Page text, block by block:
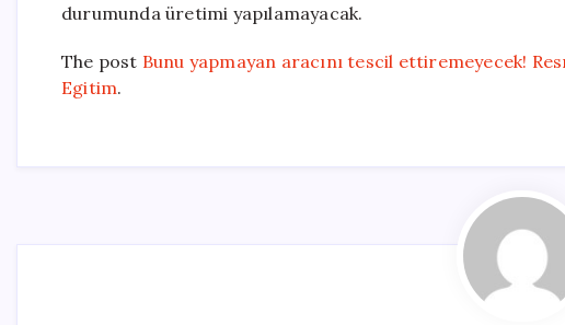
durumunda üretimi yapılamayacak.
The post Bunu yapmayan aracını tescil ettiremeyecek!
Egitim.